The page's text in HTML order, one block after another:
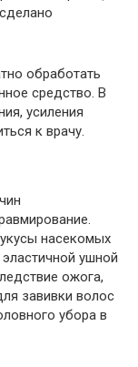
обработать
средство. В
усиления
к врачу.
насекомых
ушной
ожога,
завивки волос
убора в